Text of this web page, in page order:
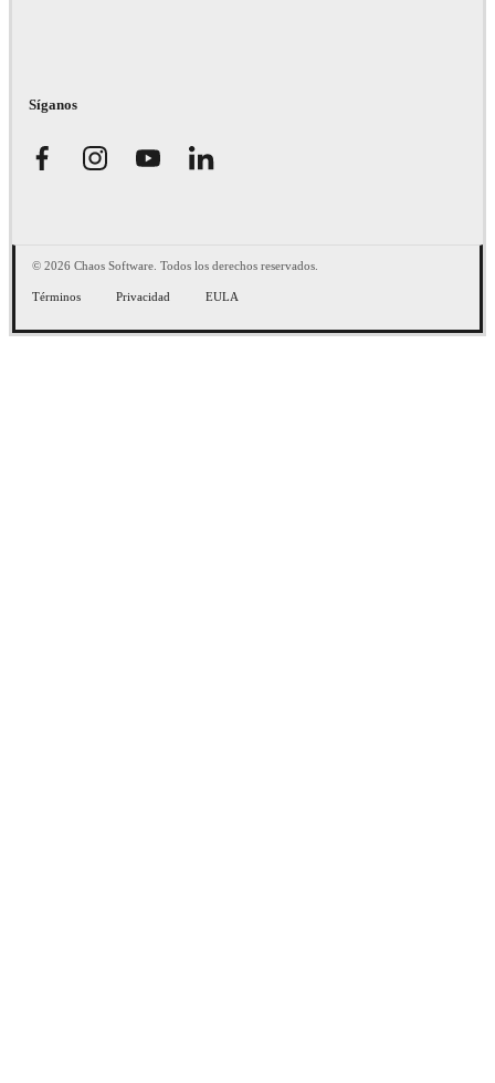
Síganos
© 2026 Chaos Software. Todos los derechos reservados.
Términos Privacidad EULA